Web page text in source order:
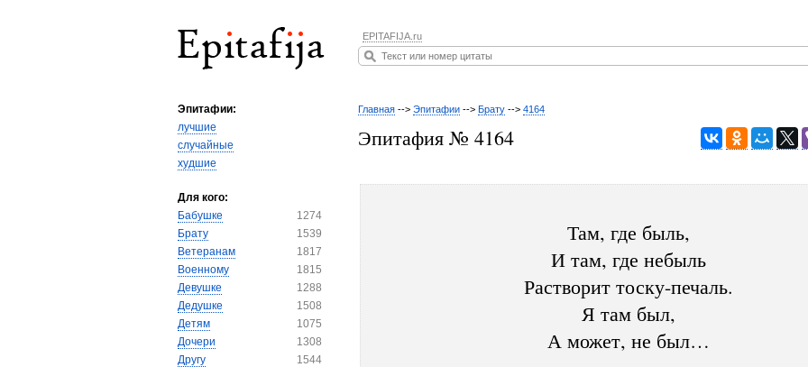
EPITAFIJA.ru
Эпитафии:
лучшие
случайные
худшие
Для кого:
Бабушке
1274
Брату
1539
Ветеранам
1817
Военному
1815
Девушке
1288
Дедушке
1508
Детям
1075
Дочери
1308
Другу
1544
Главная --> Эпитафии --> Брату --> 4164
Эпитафия № 4164
Там, где быль,
И там, где небыль
Растворит тоску-печаль.
Я там был,
А может, не был…